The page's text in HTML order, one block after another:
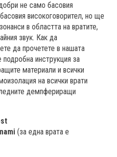
не само басовия
високоговорител, но ще
в областта на вратите,
звук. Как да
да прочетете в нашата
инструкция за
материали и всички
на всички врати
демпфериращи
(за една врата е